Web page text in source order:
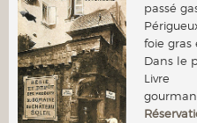
passé
foie gras
Dans le
Livre